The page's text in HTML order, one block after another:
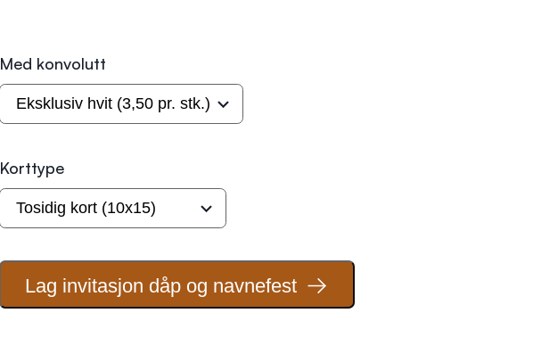
Med konvolutt
Korttype
Lag invitasjon dåp og navnefest